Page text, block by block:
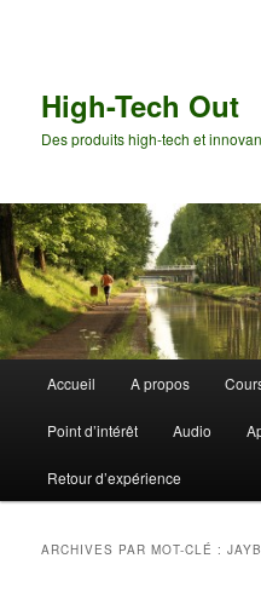
High-Tech Out
Des produits high-tech et
principal
Accueil A propos
Point d’intérêt Audio
Retour d’expérience
ARCHIVES PAR MOT-CLÉ :